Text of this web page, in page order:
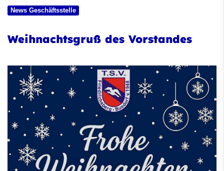
News Geschäftsstelle
Weihnachtsgruß des Vorstandes